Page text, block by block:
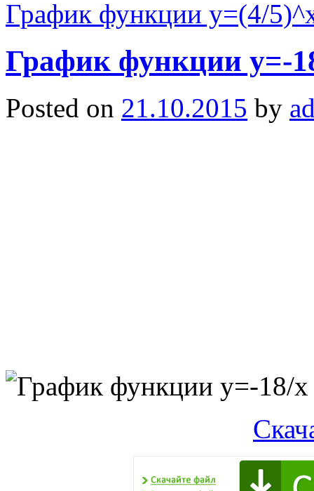
График функции y=(4/
График функции y=-
Posted on 21.10.2015 by